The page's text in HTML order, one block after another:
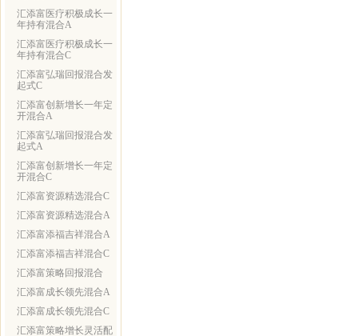
汇添富医疗积极成长一
年持有混合A
汇添富医疗积极成长一
年持有混合C
汇添富弘瑞回报混合发
起式C
汇添富创新增长一年定
开混合A
汇添富弘瑞回报混合发
起式A
汇添富创新增长一年定
开混合C
汇添富资源精选混合C
汇添富资源精选混合A
汇添富添福吉祥混合A
汇添富添福吉祥混合C
汇添富策略回报混合
汇添富成长领先混合A
汇添富成长领先混合C
汇添富策略增长灵活配